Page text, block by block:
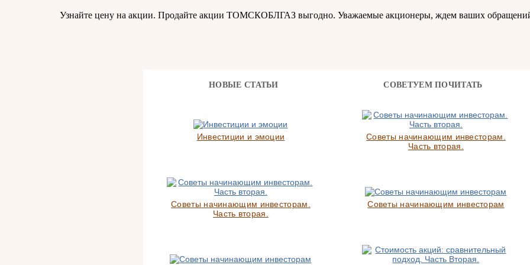
Узнайте цену на акции. Продайте акции ТОМСКОБЛГАЗ выгодно. Уважаемые акционеры, ждем ваших
НОВЫЕ СТАТЬИ СОВЕТУЕМ ПОЧИТАТЬ
Инвестиции и эмоции
Советы начинающим инвесторам.
Часть вторая.
Советы начинающим инвесторам.
Часть вторая.
Советы начинающим инвесторам